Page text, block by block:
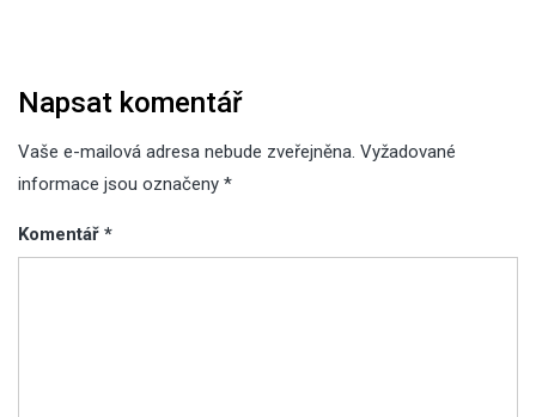
Napsat komentář
Vaše e-mailová adresa nebude zveřejněna. Vyžadované
informace jsou označeny *
Komentář *